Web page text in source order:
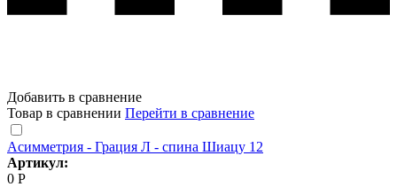
Добавить в сравнение
Товар в сравнении Перейти в сравнение
Асимметрия - Грация Л - спина Шиацу 12
Артикул:
0 Р